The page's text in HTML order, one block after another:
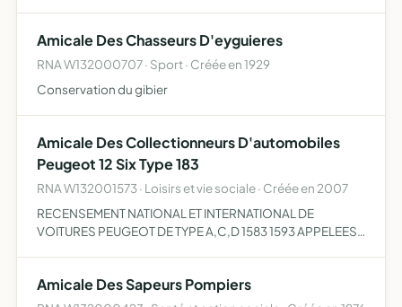
rep…
Amicale Des Chasseurs D'eyguieres
RNA W132000707 · Sport · Créée en 1929
Conservation du gibier
Amicale Des Collectionneurs D'automobiles
Peugeot 12 Six Type 183
RNA W132001573 · Loisirs et vie sociale · Créée en 2007
RECENSEMENT NATIONAL ET INTERNATIONAL DE
VOITURES PEUGEOT DE TYPE A,C,D 1583 1593 APPELEES
ORGANISATIONS ORGANISATION DE SORTIES A…
Amicale Des Sapeurs Pompiers